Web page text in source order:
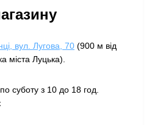
вул. Лугова, 70 (900 м від
міста Луцька).
суботу з 10 до 18 год.